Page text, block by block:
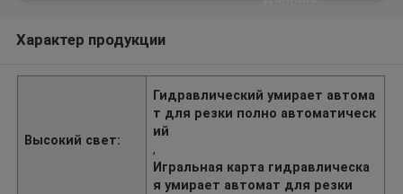
Характер продукции
Высокий свет:
Гидравлический умирает автома
т для резки полно автоматическ
ий
,
Игральная карта гидравлическа
я умирает автомат для резки